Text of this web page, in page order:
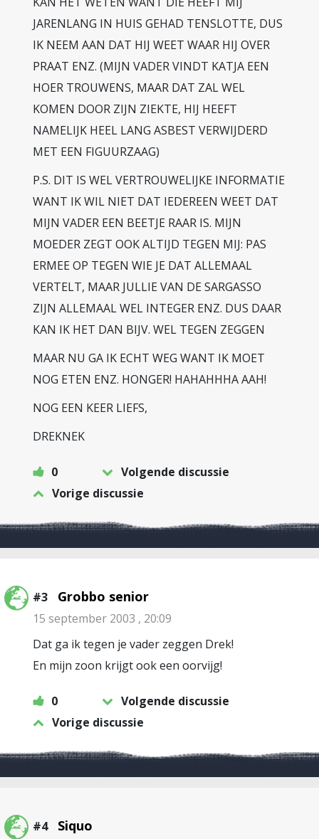
JARENLANG IN HUIS GEHAD TENSLOTTE, DUS
IK NEEM AAN DAT HIJ WEET WAAR HIJ OVER
PRAAT ENZ. (MIJN VADER VINDT KATJA EEN
HOER TROUWENS, MAAR DAT ZAL WEL
KOMEN DOOR ZIJN ZIEKTE, HIJ HEEFT
NAMELIJK HEEL LANG ASBEST VERWIJDERD
MET EEN FIGUURZAAG)
P.S. DIT IS WEL VERTROUWELIJKE INFORMATIE
WANT IK WIL NIET DAT IEDEREEN WEET DAT
MIJN VADER EEN BEETJE RAAR IS. MIJN
MOEDER ZEGT OOK ALTIJD TEGEN MIJ: PAS
ERMEE OP TEGEN WIE JE DAT ALLEMAAL
VERTELT, MAAR JULLIE VAN DE SARGASSO
ZIJN ALLEMAAL WEL INTEGER ENZ. DUS DAAR
KAN IK HET DAN BIJV. WEL TEGEN ZEGGEN
MAAR NU GA IK ECHT WEG WANT IK MOET
NOG ETEN ENZ. HONGER! HAHAHHHA AAH!
NOG EEN KEER LIEFS,
DREKNEK
0
Volgende discussie
Vorige discussie
#3 Grobbo senior
15 september 2003 , 20:09
Dat ga ik tegen je vader zeggen Drek!
En mijn zoon krijgt ook een oorvijg!
0
Volgende discussie
Vorige discussie
#4 Siquo